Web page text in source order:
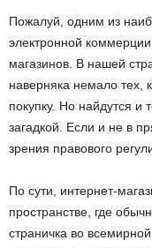
Пожалуй, одним из
электронной
магазинов. В нашей
наверняка немало тех,
покупку. Но найдутся и
загадкой. Если и не в
зрения правового
По сути, интернет-
пространстве, где
страничка во